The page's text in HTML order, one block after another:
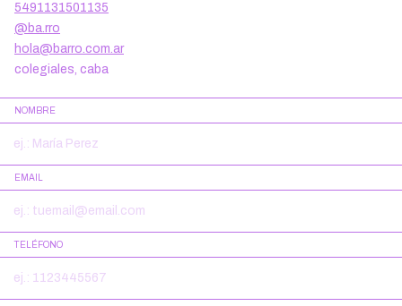
5491131501135
@ba.rro
hola@barro.com.ar
colegiales, caba
NOMBRE
EMAIL
TELÉFONO